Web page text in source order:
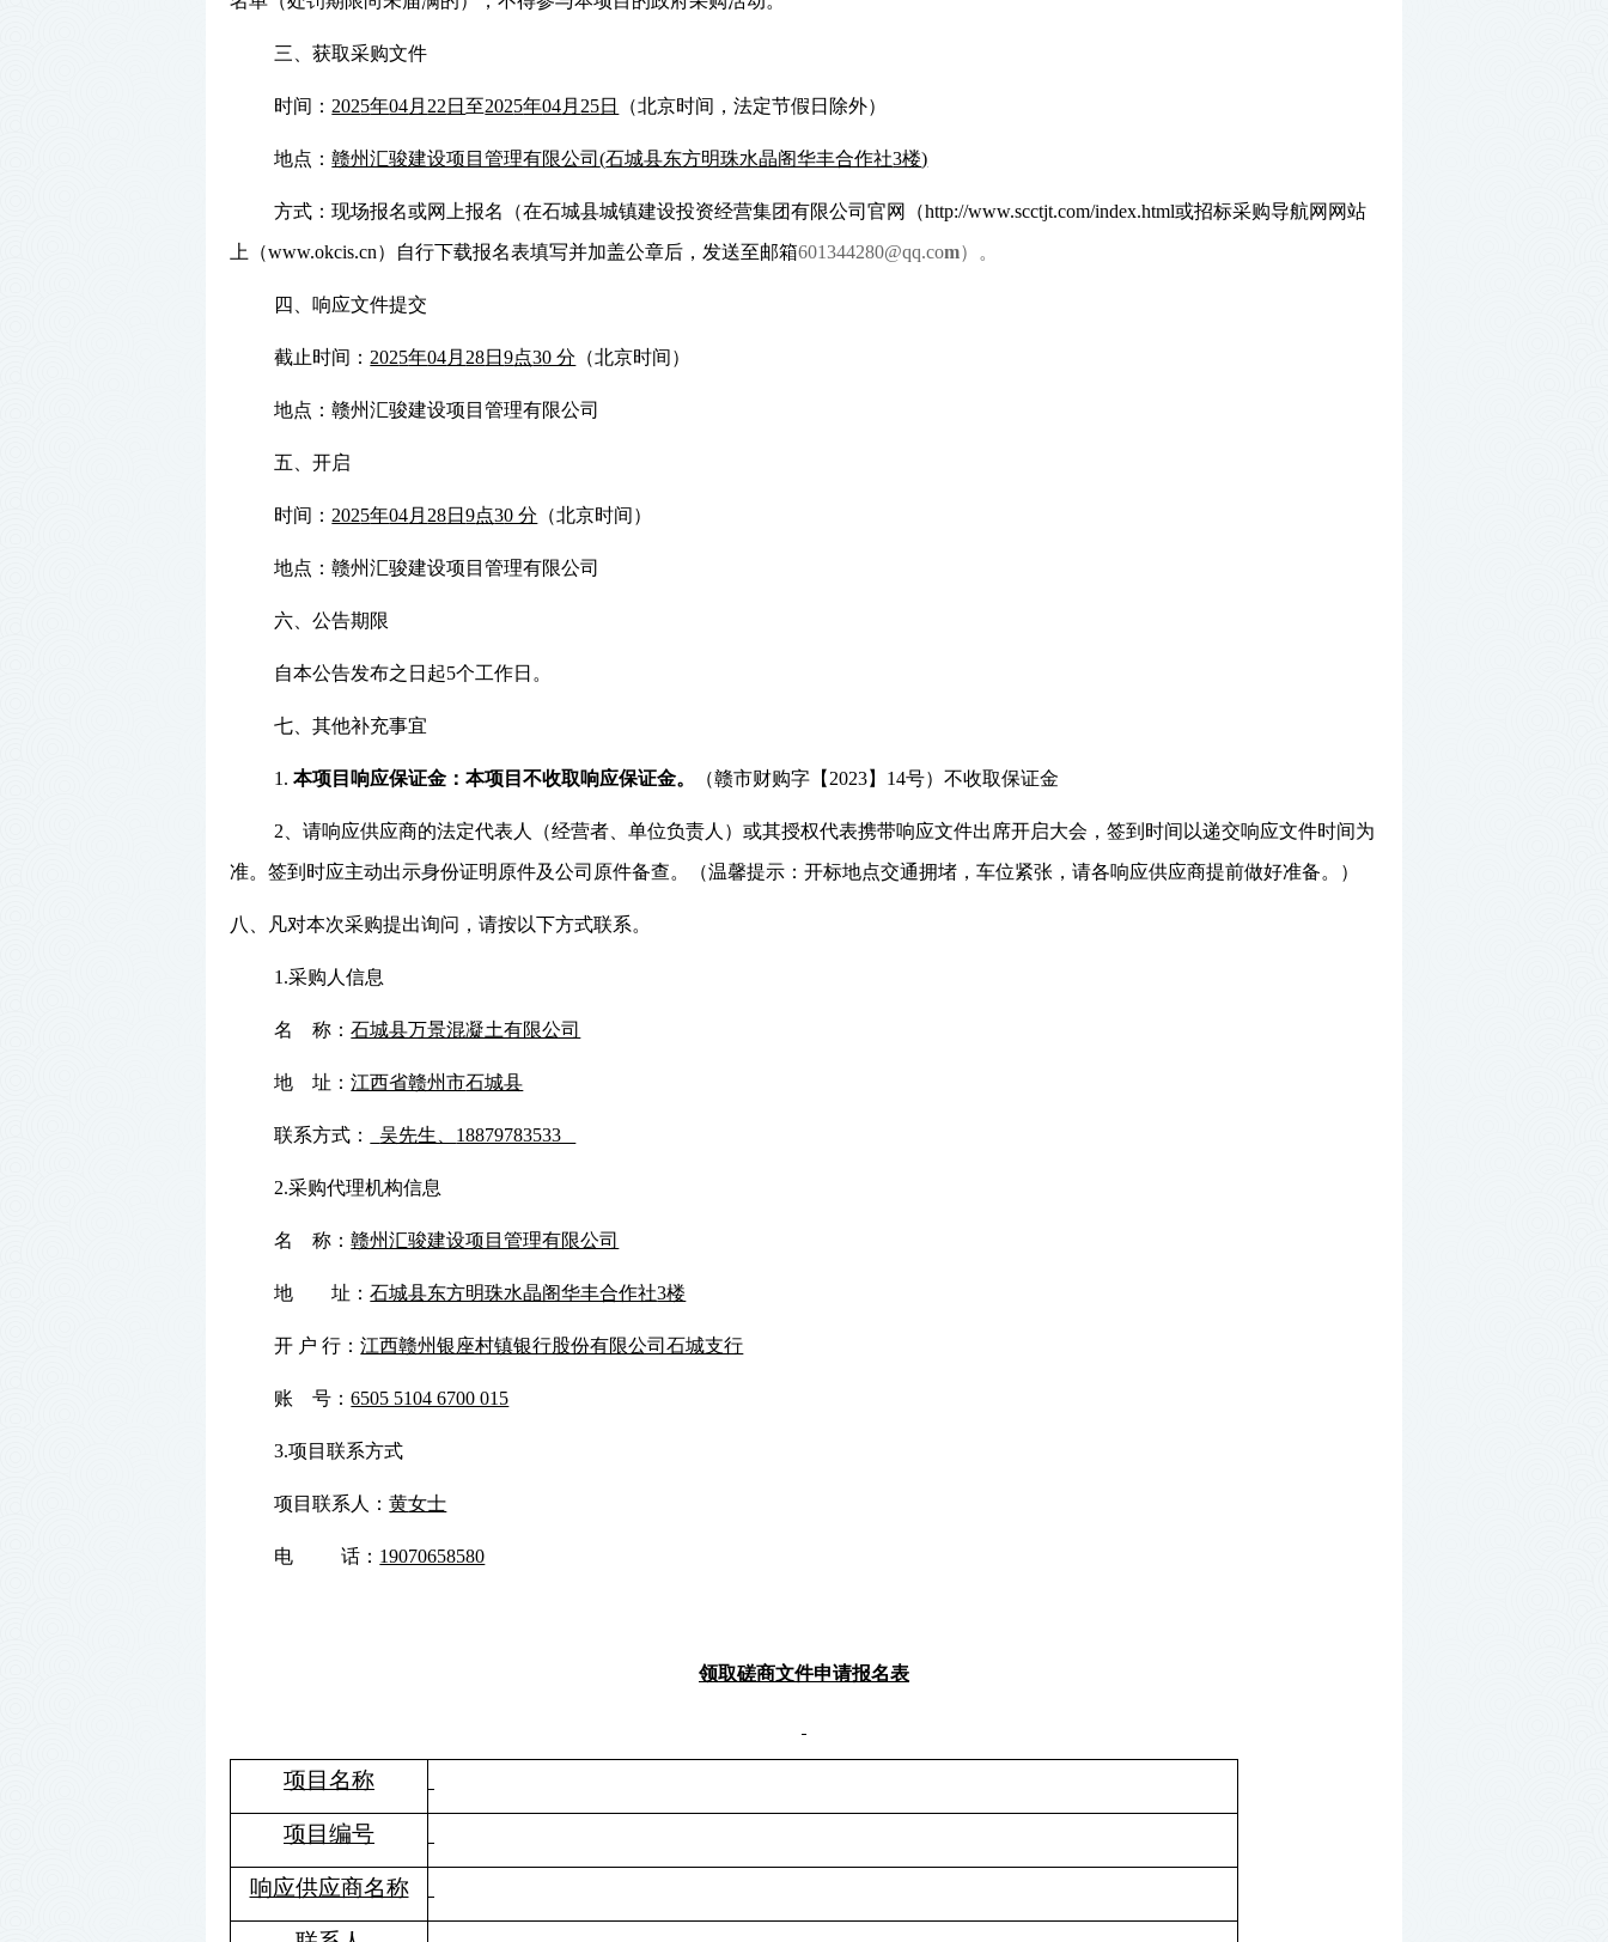
三、获取采购文件
时间： 2025年04月 22 日至2025年04月 25日 （北京时间，法定节假日除外）
地点：赣州汇骏建设项目管理有限公司(石城县东方明珠水晶阁华丰合作社3楼)
方式：现场报名或网上报名（在石城县城镇建设投资经营集团有限公司官网（http://www.scctjt.com/index.html或招标采购导航网网站
上（www.okcis.cn） 自行下载报名表填写并加盖公章后，发送至邮箱601344280@qq.com）。
四、响应文件提交
截止时间： 2025年04月 28日9点30 分 （北京时间）
地点：赣州汇骏建设项目管理有限公司
五、开启
时间： 2025年04月 28日9点30 分 （北京时间）
地点：赣州汇骏建设项目管理有限公司
六、公告期限
自本公告发布之日起5个工作日 。
七、其他补充事宜
1. 本项目响应保证金：本项目不收取响应保证金。 （赣市财购字【2023】14号）不收取保证金
2、请响应供应商的法定代表人（经营者、单位负责人）或其授权代表携带响应文件出席开启大会，签到时间以递交响应文件时间为
准。签到时应主动出示身份证明原件及公司原件备查。（温馨提示：开标地点交通拥堵，车位紧张，请各响应供应商提前做好准备。）
八、凡对本次采购提出询问，请按以下方式联系。
1.采购人信息
名 称：石城县万景混凝土有限公司
地 址：江西省赣州市石城县
联系方式： 吴先生、 18879783533
2.采购代理机构信息
名 称：赣州汇骏建设项目管理有限公司
地 址：石城县东方明珠水晶阁华丰合作社3楼
开 户 行：江西赣州银座村镇银行股份有限公司石城支行
账 号：6505 5104 6700 015
3.项目联系方式
项目联系人：黄女士
电 话： 19070658580
领取磋商文件申请报名表
项目名称
项目编号
响应供应商名称